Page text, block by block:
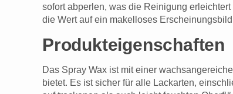
sofort abperlen, was die Reinigung
die Wert auf ein makelloses
Produkteigenschaften
Das Spray Wax ist mit einer
bietet. Es ist sicher für alle Lackarten,